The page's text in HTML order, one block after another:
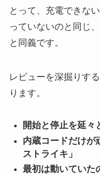
とって、充電できな
っていないのと同じ
と同義です。
レビューを深掘りす
ります。
開始と停止を延々
内蔵コードだけが
ストライキ」
最初は動いていた